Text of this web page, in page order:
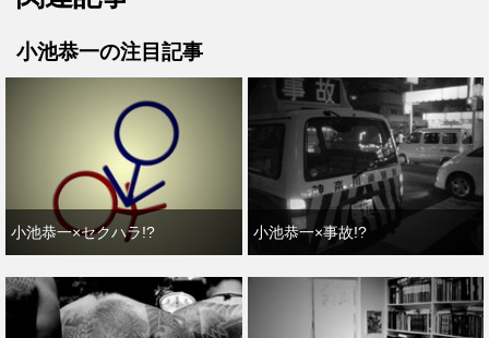
小池恭一の注目記事
小池恭一×セクハラ!? 小池恭一×事故!?